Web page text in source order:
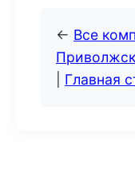
← Все
Главная